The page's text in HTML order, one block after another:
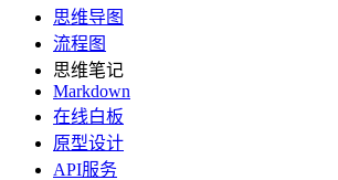
思维导图
流程图
思维笔记
Markdown
在线白板
原型设计
API服务